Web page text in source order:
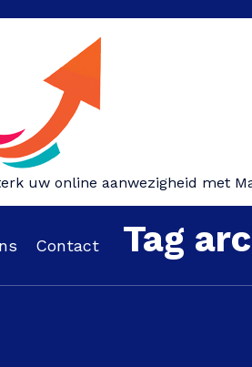
uw online aanwezigheid met
Contact Tag